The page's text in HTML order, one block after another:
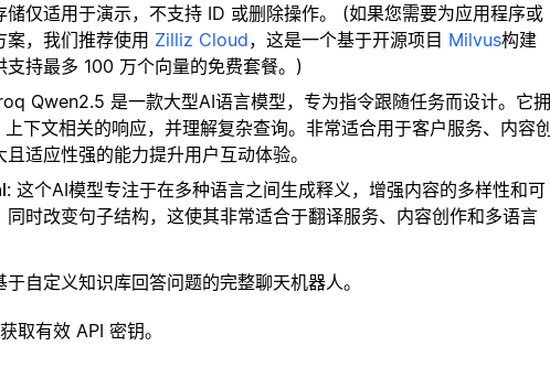
仅适用于演示，不支持 ID 或删除操作。 (如果您需要为应用程序或
，我们推荐使用 Zilliz Cloud，这是一个基于开源项目 Milvus构建
持最多 100 万个向量的免费套餐。)
Qwen2.5 是一款大型AI语言模型，专为指令跟随任务而设计。它拥
下文相关的响应，并理解复杂查询。非常适合用于客户服务、内容创
适应性强的能力提升用户互动体验。
: 这个AI模型专注于在多种语言之间生成释义，增强内容的多样性和可
时改变句子结构，这使其非常适合于翻译服务、内容创作和多语言
自定义知识库回答问题的完整聊天机器人。
取有效 API 密钥。